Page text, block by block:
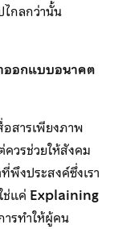
กลกว่านั้น
ออกแบบอนาคต
อสารเพียงภาพ
วรช่วยให้สังคม
พึงประสงค์ซึ่งเรา
ช่แค่ Explaining
รทำให้ผู้คน